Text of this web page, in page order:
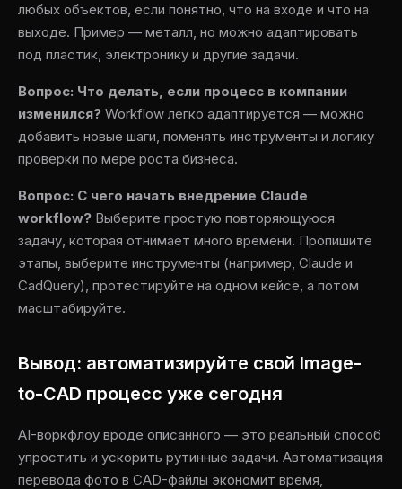
любых объектов, если понятно, что на входе и что на
выходе. Пример — металл, но можно адаптировать
под пластик, электронику и другие задачи.
Вопрос: Что делать, если процесс в компании
изменился? Workflow легко адаптируется — можно
добавить новые шаги, поменять инструменты и логику
проверки по мере роста бизнеса.
Вопрос: С чего начать внедрение Claude
workflow? Выберите простую повторяющуюся
задачу, которая отнимает много времени. Пропишите
этапы, выберите инструменты (например, Claude и
CadQuery), протестируйте на одном кейсе, а потом
масштабируйте.
Вывод: автоматизируйте свой Image-
to-CAD процесс уже сегодня
AI-воркфлоу вроде описанного — это реальный способ
упростить и ускорить рутинные задачи. Автоматизация
перевода фото в CAD-файлы экономит время,